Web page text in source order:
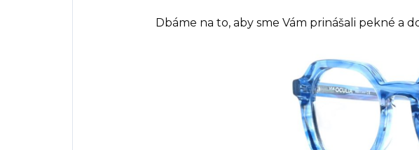
Dbáme na to, aby sme Vám prinášali pekné a